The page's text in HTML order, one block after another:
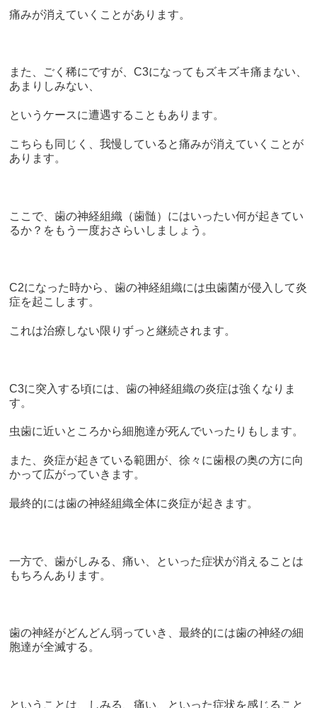
痛みが消えていくことがあります。
また、ごく稀にですが、C3になってもズキズキ痛まない、
あまりしみない、
というケースに遭遇することもあります。
こちらも同じく、我慢していると痛みが消えていくことが
あります。
ここで、歯の神経組織（歯髄）にはいったい何が起きてい
るか？をもう一度おさらいしましょう。
C2になった時から、歯の神経組織には虫歯菌が侵入して炎
症を起こします。
これは治療しない限りずっと継続されます。
C3に突入する頃には、歯の神経組織の炎症は強くなりま
す。
虫歯に近いところから細胞達が死んでいったりもします。
また、炎症が起きている範囲が、徐々に歯根の奥の方に向
かって広がっていきます。
最終的には歯の神経組織全体に炎症が起きます。
一方で、歯がしみる、痛い、といった症状が消えることは
もちろんあります。
歯の神経がどんどん弱っていき、最終的には歯の神経の細
胞達が全滅する。
ということは、しみる、痛い、といった症状を感じること